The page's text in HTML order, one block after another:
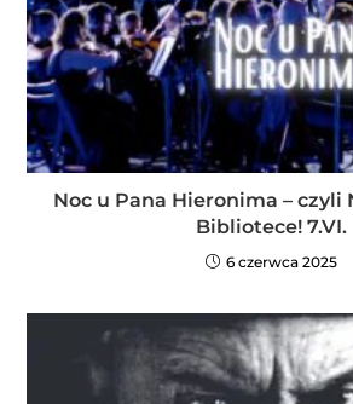
Noc u Pana Hieronima – czyli
Bibliotece! 7.VI.
6 czerwca 2025